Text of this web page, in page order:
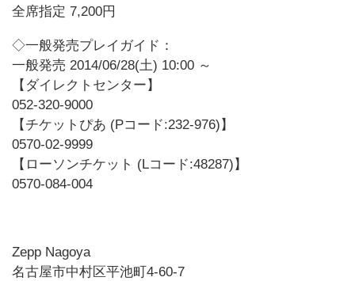
全席指定 7,200円
◇一般発売プレイガイド：
一般発売 2014/06/28(土) 10:00 ～
【ダイレクトセンター】
052-320-9000
【チケットぴあ (Pコード:232-976)】
0570-02-9999
【ローソンチケット (Lコード:48287)】
0570-084-004
Zepp Nagoya
名古屋市中村区平池町4-60-7